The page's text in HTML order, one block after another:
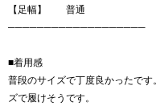
【足幅】 普通
───────────────────
■着用感
普段のサイズで丁度良かったで
ズで履けそうです。